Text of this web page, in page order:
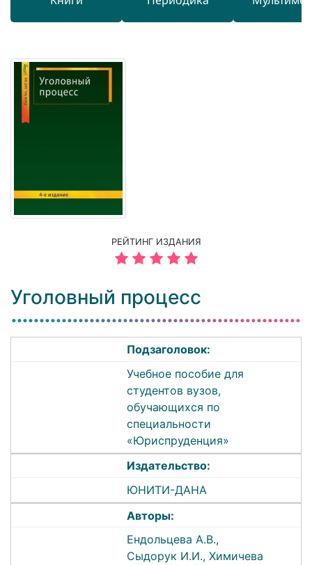
РЕЙТИНГ ИЗДАНИЯ
Уголовный процесс
Подзаголовок:
Учебное пособие для
студентов вузов,
обучающихся по
специальности
«Юриспруденция»
Издательство:
ЮНИТИ-ДАНА
Авторы:
Ендольцева А.В.,
Сыдорук И.И., Химичева